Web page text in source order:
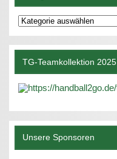
Kategorien
TG-Teamkollektion 2025
Unsere Sponsoren